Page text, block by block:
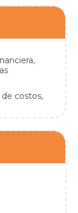
costos,